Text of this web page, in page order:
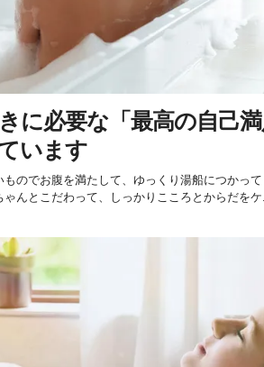
に必要な「最高の自己満
います
のでお腹を満たして、ゆっくり湯船につかって
んとこだわって、しっかりこころとからだをケ